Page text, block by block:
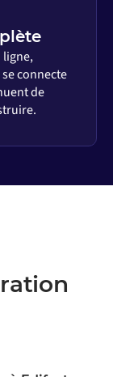
ligne,
se connecte
de